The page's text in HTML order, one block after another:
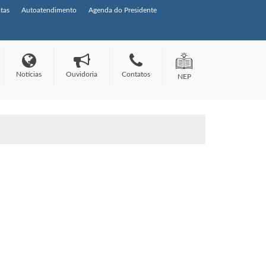
Autoatendimento Agenda do Presidente
Notícias Ouvidoria Contatos NEP